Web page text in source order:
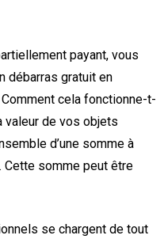
payant, vous
débarras gratuit en
cela fonctionne-t-
valeur de vos objets
d’une somme à
Cette somme peut être
se chargent de tout